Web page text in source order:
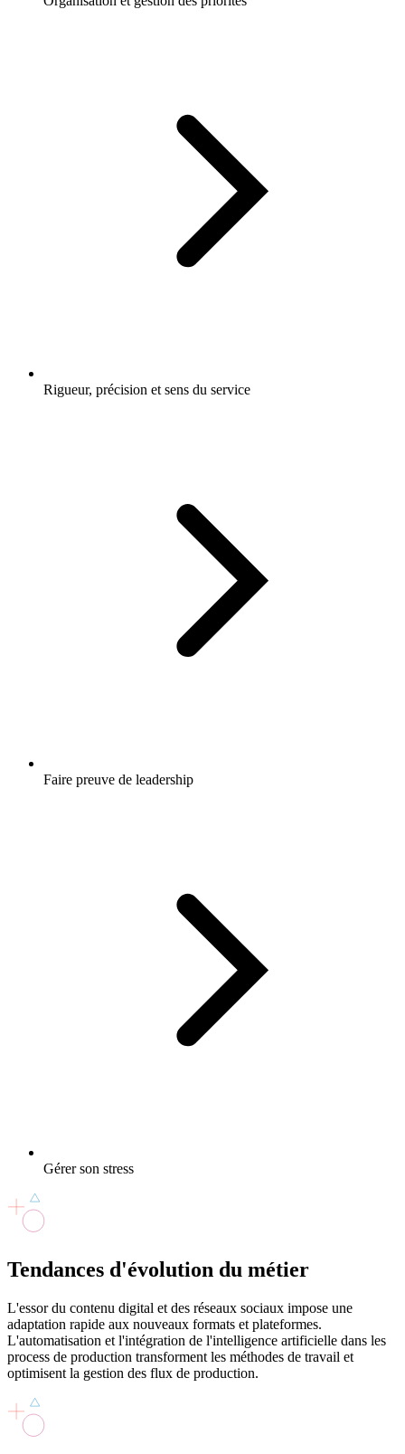
Rigueur, précision et sens du service
Faire preuve de leadership
Gérer son stress
Tendances d'évolution du métier
L'essor du contenu digital et des réseaux sociaux impose une
adaptation rapide aux nouveaux formats et plateformes.
L'automatisation et l'intégration de l'intelligence artificielle dans les
process de production transforment les méthodes de travail et
optimisent la gestion des flux de production.